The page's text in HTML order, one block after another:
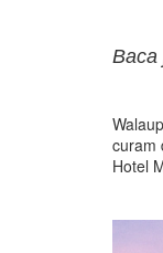
Baca
curam
Hotel